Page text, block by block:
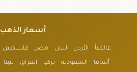
أسعار الذهب
عالمياً الأردن لبنان مصر فلسطين
ألمانيا السعودية تركيا العراق ليبيا